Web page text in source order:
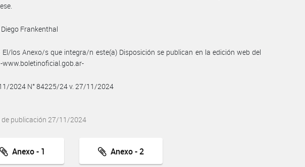
Frankenthal
El/los Anexo/s que integra/n este(a) Disposición se publican en la edición web del
-www.boletinoficial.gob.ar-
2024 N° 84225/24 v. 27/11/2024
de publicación 27/11/2024
Anexo - 1 Anexo - 2